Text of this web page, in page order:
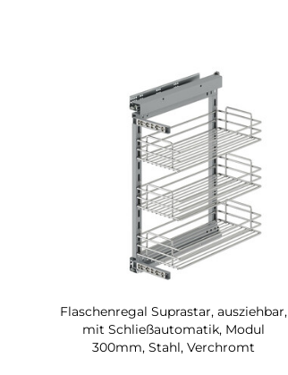
Flaschenregal Suprastar, ausziehbar,
mit Schließautomatik, Modul
300mm, Stahl, Verchromt